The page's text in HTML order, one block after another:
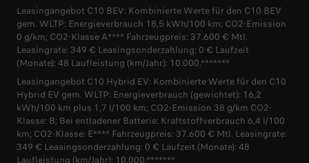
Leasingangebot C10 BEV: Kombinierte Werte für den C10 BEV
gem. WLTP: Energieverbrauch 18,5 kWh/100 km; CO2-Emission
0 g/km; CO2-Klasse A**** Fahrzeugpreis: 37.600 € Mtl.
Leasingrate: 349 € Leasingsonderzahlung: 0 € Laufzeit
(Monate): 48 Laufleistung (km/Jahr): 10.000.*******
Leasingangebot C10 Hybrid EV: Kombinierte Werte für den C10
Hybrid EV gem. WLTP: Energieverbrauch (gewichtet): 16,2
kWh/100 km plus 1,7 l/100 km; CO2-Emission 38 g/km CO2-
Klasse: B; Bei entladener Batterie: Kraftstoffverbrauch 6,4 l/100
km; CO2-Klasse: E**** Fahrzeugpreis: 37.600 € Mtl. Leasingrate:
349 € Leasingsonderzahlung: 0 € Laufzeit (Monate): 48
Laufleistung (km/Jahr): 10.000.*******